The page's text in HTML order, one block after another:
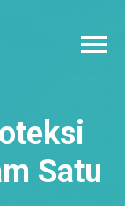
Satu